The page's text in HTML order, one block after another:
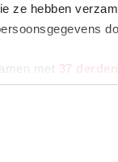
ze hebben
met 37 derden